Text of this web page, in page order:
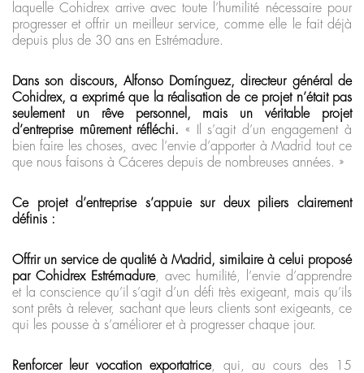
laquelle Cohidrex arrive avec toute l’humilité nécessaire pour
progresser et offrir un meilleur service, comme elle le fait déjà
depuis plus de 30 ans en Estrémadure.
Dans son discours, Alfonso Domínguez, directeur général de
Cohidrex, a exprimé que la réalisation de ce projet n’était pas
seulement un rêve personnel, mais un véritable projet
d’entreprise mûrement réfléchi. « Il s’agit d’un engagement à
bien faire les choses, avec l’envie d’apporter à Madrid tout ce
que nous faisons à Cáceres depuis de nombreuses années. »
Ce projet d’entreprise s’appuie sur deux piliers clairement
définis :
Offrir un service de qualité à Madrid, similaire à celui proposé
par Cohidrex Estrémadure, avec humilité, l’envie d’apprendre
et la conscience qu’il s’agit d’un défi très exigeant, mais qu’ils
sont prêts à relever, sachant que leurs clients sont exigeants, ce
qui les pousse à s’améliorer et à progresser chaque jour.
Renforcer leur vocation exportatrice, qui, au cours des 15